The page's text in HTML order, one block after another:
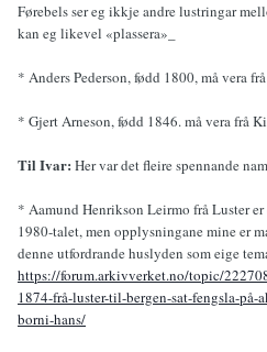
Førebels ser eg ikkje andre lustringar
kan eg likevel «plassera»_
* Anders Pederson, fødd 1800, må vera
* Gjert Arneson, fødd 1846. må vera frå
Til Ivar: Her var det fleire spennande
* Aamund Henrikson Leirmo frå Luster
1980-talet, men opplysningane mine er
denne utfordrande huslyden som eige
https://forum.arkivverket.no/topic/
1874-frå-luster-til-bergen-sat-fengsla-på-
borni-hans/